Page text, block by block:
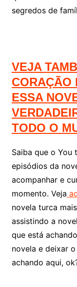
segredos de
VEJA
CORAÇÃO
ESSA
TODO O
Saiba que o
episódios da
acompanhar e
momento. Veja
novela turca
assistindo a
que está
novela e deixar
achando aqui,